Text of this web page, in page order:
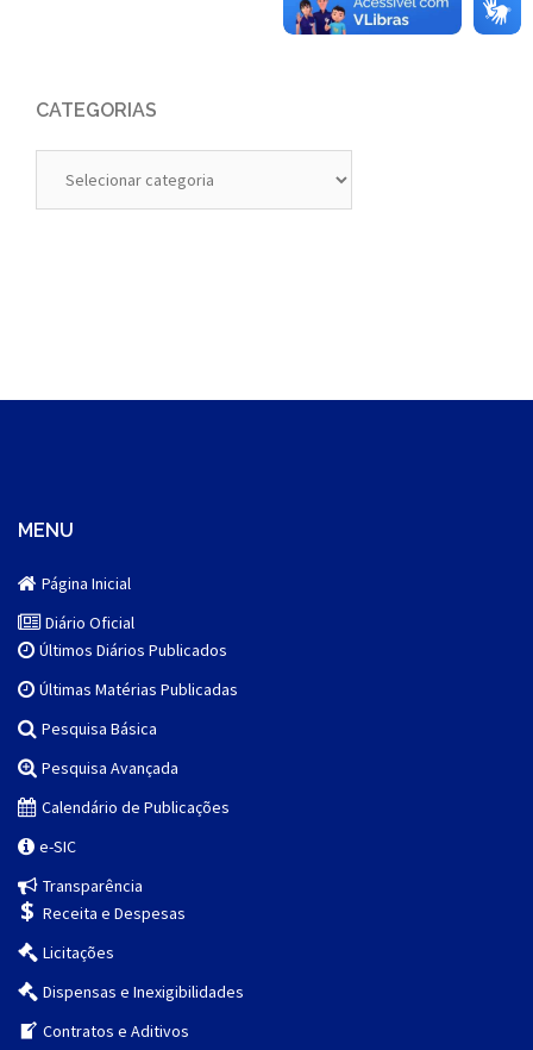
CATEGORIAS
MENU
Página Inicial
Diário Oficial
Últimos Diários Publicados
Últimas Matérias Publicadas
Pesquisa Básica
Pesquisa Avançada
Calendário de Publicações
e-SIC
Transparência
Receita e Despesas
Licitações
Dispensas e Inexigibilidades
Contratos e Aditivos